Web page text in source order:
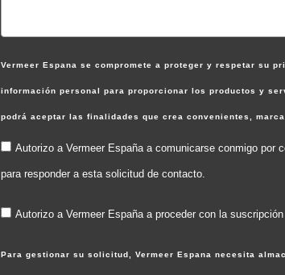
Vermeer Espana se compromete a proteger y respetar su
información personal para proporcionar los productos y
podrá aceptar las finalidades que crea convenientes,
Autorizo a Vermeer España a comunicarse conmigo por
para responder a esta solicitud de contacto.
Autorizo a Vermeer España a proceder con la
Para gestionar su solicitud, Vermeer Espana necesita